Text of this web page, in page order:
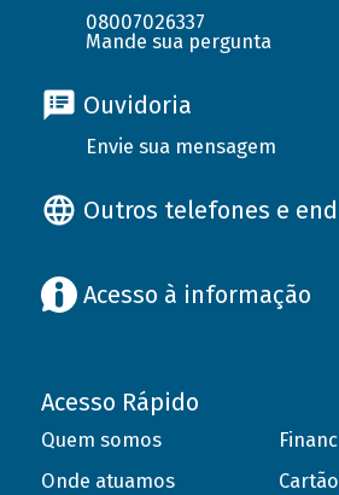
08007026337
Mande sua pergunta
Ouvidoria
Envie sua mensagem
Outros telefones e
Acesso à informação
Acesso Rápido
Quem somos
Onde atuamos